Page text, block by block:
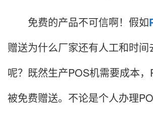
免费的产品不可信啊！假如
赠送为什么厂家还有人工和时间
呢？既然生产POS机需要成本
被免费赠送。不论是个人办理